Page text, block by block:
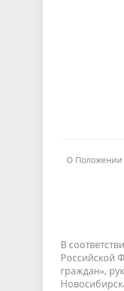
О Положении
В
Российской
граждан»,